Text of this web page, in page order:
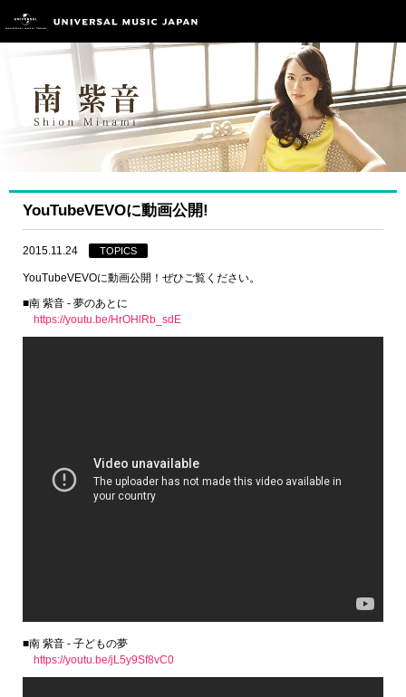
YouTubeVEVOに動画公開!
2015.11.24 TOPICS
YouTubeVEVOに動画公開！ぜひご覧ください。
■南 紫音 - 夢のあとに
https://youtu.be/HrOHlRb_sdE
■南 紫音 - 子どもの夢
https://youtu.be/jL5y9Sf8vC0